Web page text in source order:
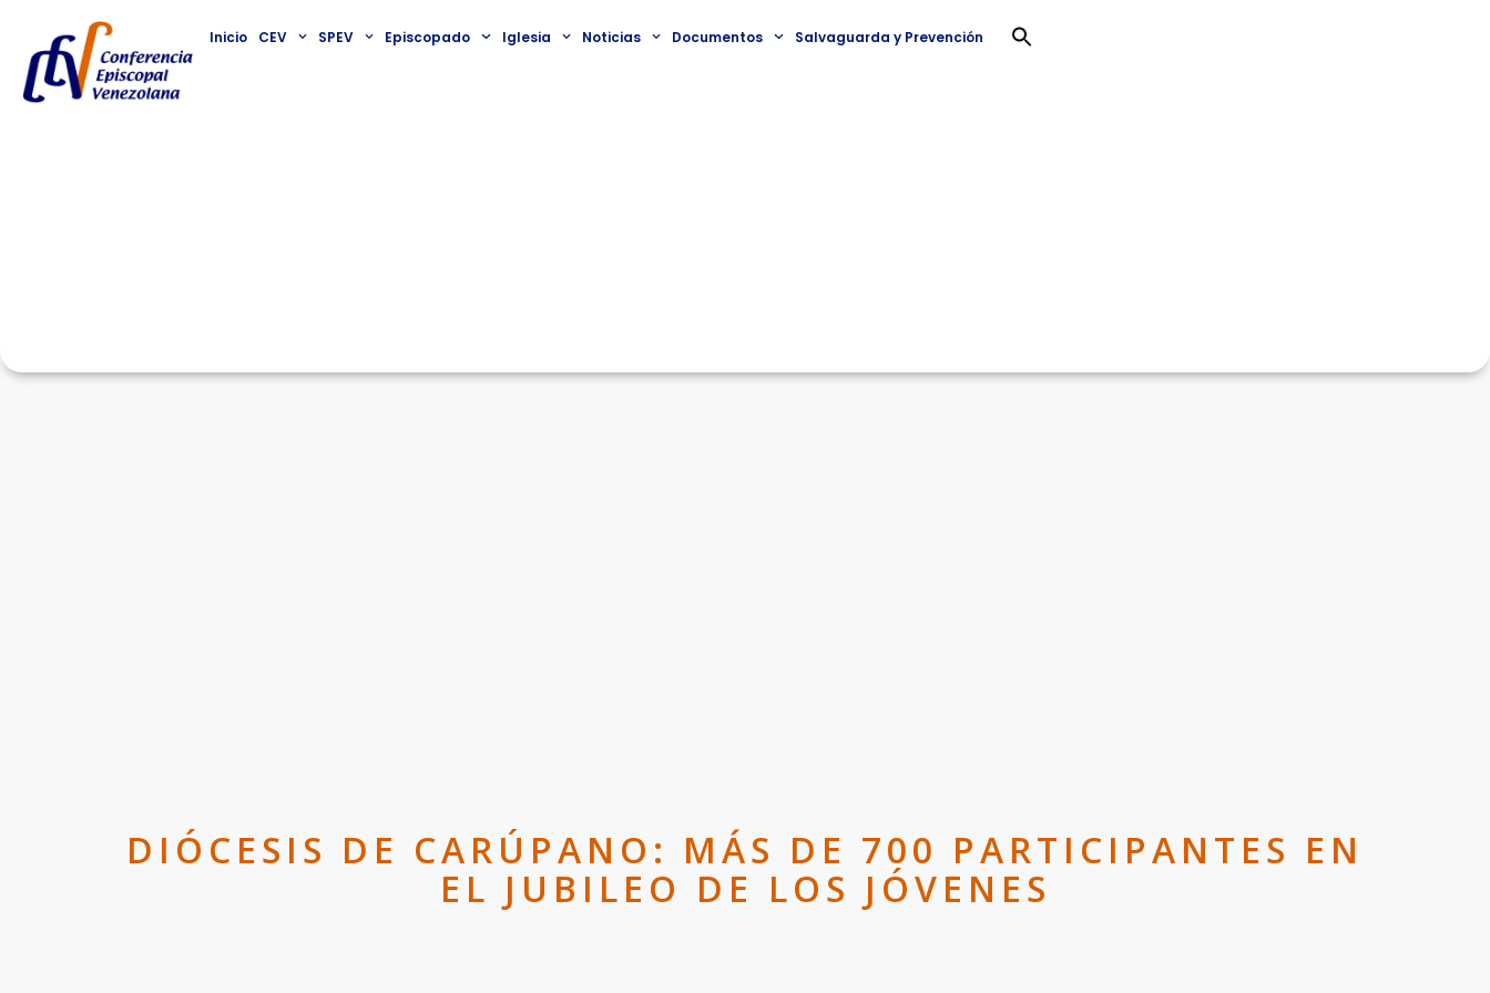
Inicio CEV SPEV Episcopado Iglesia Noticias Documentos Salvaguarda y Prevención
DIÓCESIS DE CARÚPANO: MÁS DE 700 PARTICIPANTES EN
EL JUBILEO DE LOS JÓVENES